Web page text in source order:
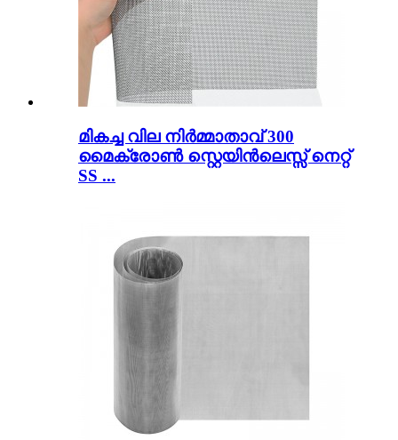
മികച്ച വില നിർമ്മാതാവ് 300
മൈക്രോൺ സ്റ്റെയിൻലെസ്സ് നെറ്റ്
SS ...